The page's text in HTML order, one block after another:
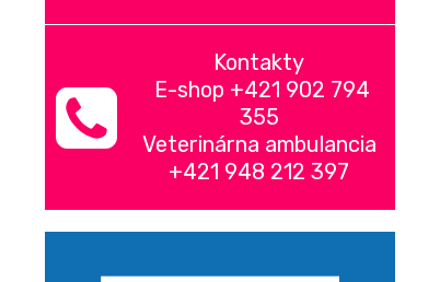
Kontakty
E-shop +421 902 794
355
Veterinárna ambulancia
+421 948 212 397